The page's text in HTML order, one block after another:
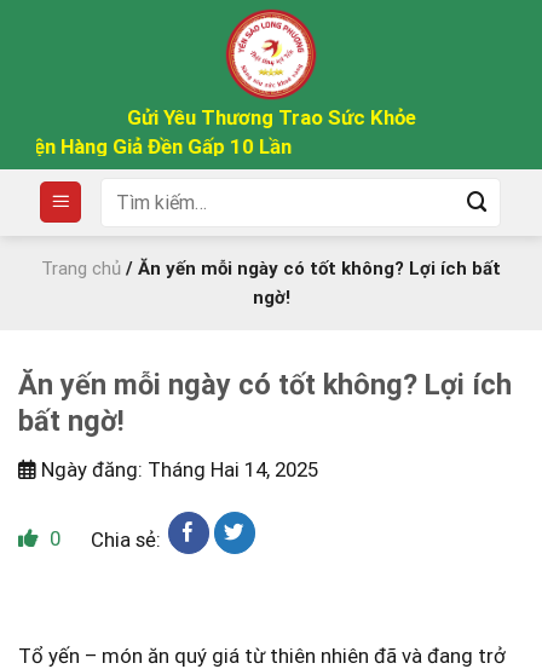
Gửi Yêu Thương Trao Sức Khỏe
Giả Đền Gấp 10 Lần
kiếm:
Trang chủ / Ăn yến mỗi ngày có tốt không? Lợi ích bất
ngờ!
Ăn yến mỗi ngày có tốt không? Lợi ích
bất ngờ!
Ngày đăng: Tháng Hai 14, 2025
0 Chia sẻ:
Tổ​ yến – ⁤món ăn quý giá từ thiên nhiên đã và đang trở